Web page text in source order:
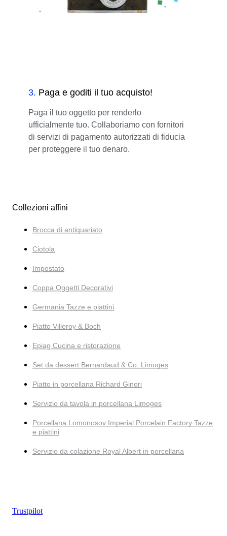
3. Paga e goditi il tuo acquisto!
Paga il tuo oggetto per renderlo
ufficialmente tuo. Collaboriamo con fornitori
di servizi di pagamento autorizzati di fiducia
per proteggere il tuo denaro.
Collezioni affini
Brocca di antiquariato
Ciotola
Impostato
Coppa Oggetti Decorativi
Germania Tazze e piattini
Piatto Villeroy & Boch
Epiag Cucina e ristorazione
Set da dessert Bernardaud & Co. Limoges
Piatto in porcellana Richard Ginori
Servizio da tavola in porcellana Limoges
Porcellana Lomonosov Imperial Porcelain Factory Tazze
e piattini
Servizio da colazione Royal Albert in porcellana
Trustpilot